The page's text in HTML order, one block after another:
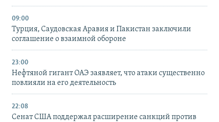
09:00
Турция, Саудовская Аравия и Пакистан заключили
соглашение о взаимной обороне
23:00
Нефтяной гигант ОАЭ заявляет, что атаки существенно
повлияли на его деятельность
22:08
Сенат США поддержал расширение санкций против